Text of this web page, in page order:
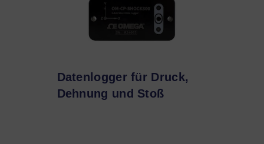
Datenlogger für Druck,
Dehnung und Stoß